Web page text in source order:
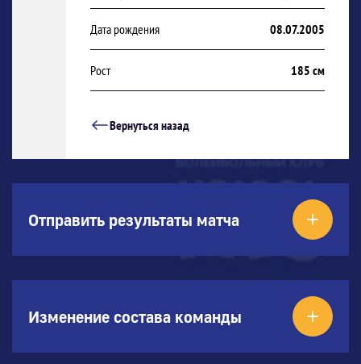
Дата рождения 08.07.2005
Рост 185 см
Вернуться назад
Отправить результаты матча
Изменение состава команды